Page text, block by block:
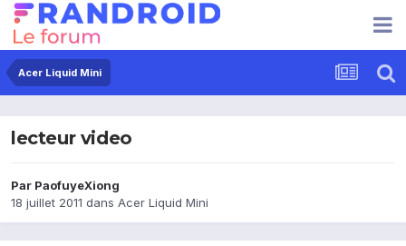
Acer Liquid Mini
lecteur video
Par PaofuyeXiong
18 juillet 2011 dans Acer Liquid Mini